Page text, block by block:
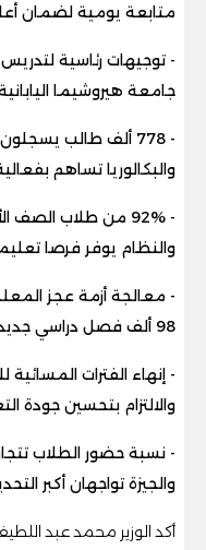
متابعة يومية لضمان
- توجيهات رئاسية
جامعة هيروشيما
- 778 ألف طالب
والبكالوريا تساهم
- 92% من طلاب الصف
والنظام يوفر فرصا
- معالجة أزمة عجز
98 ألف فصل دراسي جديد
والالتزام بتحسين جودة
والجيزة تواجهان أكبر
أكد الوزير محمد عبد